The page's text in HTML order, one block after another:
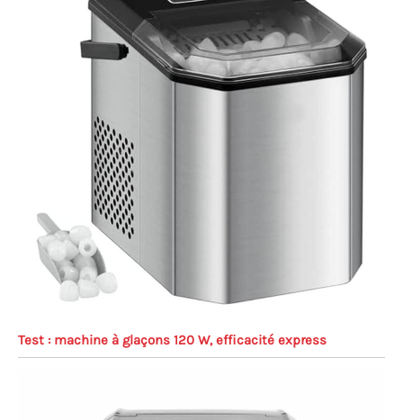
Test : machine à glaçons 120 W, efficacité express